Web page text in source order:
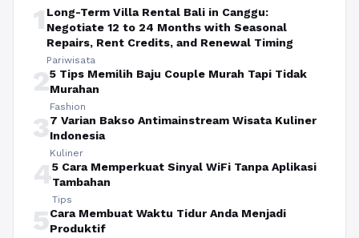
1 Long-Term Villa Rental Bali in Canggu:
Negotiate 12 to 24 Months with Seasonal
Repairs, Rent Credits, and Renewal Timing
Pariwisata
25 Tips Memilih Baju Couple Murah Tapi Tidak
Murahan
Fashion
37 Varian Bakso Antimainstream Wisata Kuliner
Indonesia
Kuliner
45 Cara Memperkuat Sinyal WiFi Tanpa Aplikasi
Tambahan
Tips
5Cara Membuat Waktu Tidur Anda Menjadi
Produktif